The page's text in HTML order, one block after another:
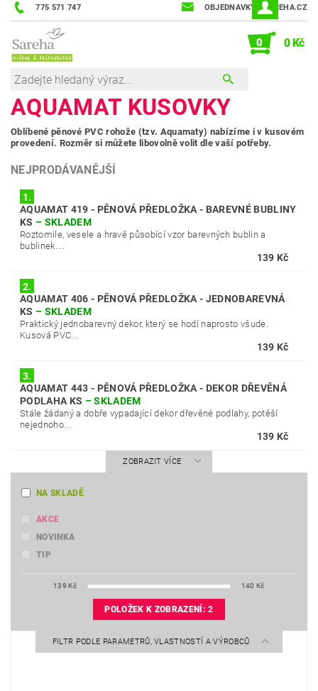
775 571 747 OBJEDNAVKY@SAREHA.CZ
0 0 Kč
AQUAMAT KUSOVKY
Oblíbené pěnové PVC rohože (tzv. Aquamaty) nabízíme i v kusovém
provedení. Rozměr si můžete libovolně volit dle vaší potřeby.
NEJPRODÁVANĚJŠÍ
1.
AQUAMAT 419 - PĚNOVÁ PŘEDLOŽKA - BAREVNÉ BUBLINY
KS – SKLADEM
Roztomile, vesele a hravě působící vzor barevných bublin a
bublinek....
139 Kč
2.
AQUAMAT 406 - PĚNOVÁ PŘEDLOŽKA - JEDNOBAREVNÁ
KS – SKLADEM
Praktický jednobarevný dekor, který se hodí naprosto všude.
Kusová PVC...
139 Kč
3.
AQUAMAT 443 - PĚNOVÁ PŘEDLOŽKA - DEKOR DŘEVĚNÁ
PODLAHA KS –SKLADEM
Stále žádaný a dobře vypadající dekor dřevěné podlahy, potěší
nejednoho...
139 Kč
ZOBRAZIT VÍCE
NA SKLADĚ
AKCE
NOVINKA
TIP
139 Kč 140 Kč
POLOŽEK K ZOBRAZENÍ:2
FILTR PODLE PARAMETRŮ, VLASTNOSTÍ A VÝROBCŮ